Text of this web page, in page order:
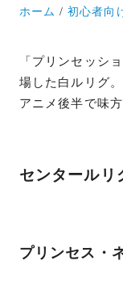
ホーム 初心者向
「プリンセッシ
場した白ルリグ。
アニメ後半で味
センタールリ
プリンセス・